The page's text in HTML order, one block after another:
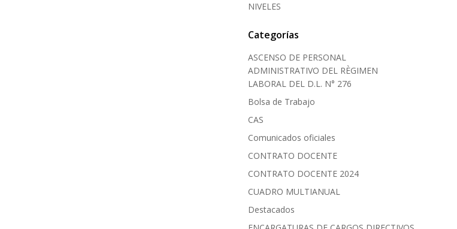
NIVELES
Categorías
ASCENSO DE PERSONAL
ADMINISTRATIVO DEL RÈGIMEN
LABORAL DEL D.L. N° 276
Bolsa de Trabajo
CAS
Comunicados oficiales
CONTRATO DOCENTE
CONTRATO DOCENTE 2024
CUADRO MULTIANUAL
Destacados